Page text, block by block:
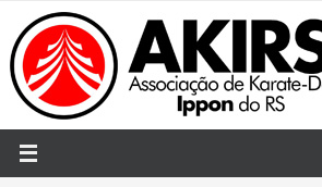
to
content